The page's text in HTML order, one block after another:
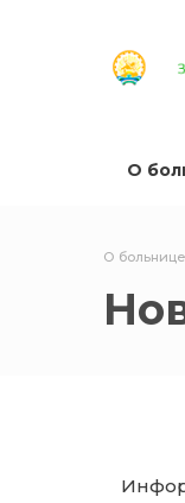
О
О больнице